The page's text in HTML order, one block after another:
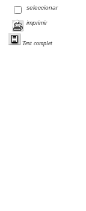
seleccionar
imprimir
Text complet